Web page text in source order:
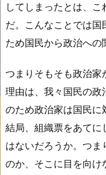
してしまったとは、
だ。こんなことでは
ため国民から政治への
つまりそもそも政治家
理由は、我々国民の政
のため政治家は国民に
結局、組織票をあてに
はないだろうか。つま
のか、そこに目を向け